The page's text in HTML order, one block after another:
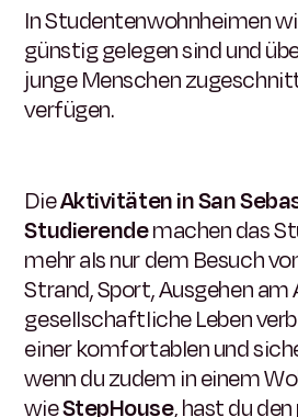
In Studentenwohnheimen
günstig gelegen sind und
junge Menschen
verfügen.
DieAktivitäten in San
Studierendemachen das
mehr als nur dem Besuch
Strand, Sport, Ausgehen am
gesellschaftliche Leben
einer komfortablen und
wenn du zudem in einem
wieStepHouse, hast du